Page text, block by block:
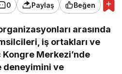
0 Paylaş Beğen
arasında
iş ortakları ve
Merkezi’nde
deneyimini ve